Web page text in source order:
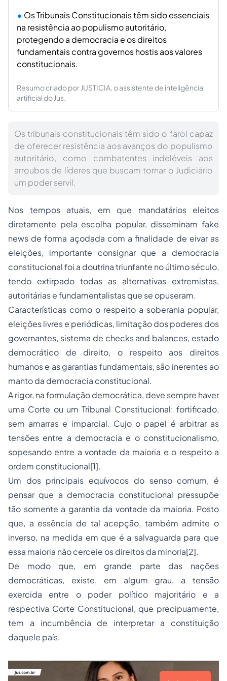
Os Tribunais Constitucionais têm sido essenciais
na resistência ao populismo autoritário,
protegendo a democracia e os direitos
fundamentais contra governos hostis aos valores
constitucionais.
Resumo criado por JUSTICIA, o assistente de inteligência
artificial do Jus.
Os tribunais constitucionais têm sido o farol capaz
de oferecer resistência aos avanços do populismo
autoritário, como combatentes indeléveis aos
arroubos de líderes que buscam tornar o Judiciário
um poder servil.
Nos tempos atuais, em que mandatários eleitos
diretamente pela escolha popular, disseminam fake
news de forma açodada com a finalidade de eivar as
eleições, importante consignar que a democracia
constitucional foi a doutrina triunfante no último século,
tendo extirpado todas as alternativas extremistas,
autoritárias e fundamentalistas que se opuseram.
Características como o respeito a soberania popular,
eleições livres e periódicas, limitação dos poderes dos
governantes, sistema de checks and balances, estado
democrático de direito, o respeito aos direitos
humanos e as garantias fundamentais, são inerentes ao
manto da democracia constitucional.
A rigor, na formulação democrática, deve sempre haver
uma Corte ou um Tribunal Constitucional: fortificado,
sem amarras e imparcial. Cujo o papel é arbitrar as
tensões entre a democracia e o constitucionalismo,
sopesando entre a vontade da maioria e o respeito a
ordem constitucional[1].
Um dos principais equívocos do senso comum, é
pensar que a democracia constitucional pressupõe
tão somente a garantia da vontade da maioria. Posto
que, a essência de tal acepção, também admite o
inverso, na medida em que é a salvaguarda para que
essa maioria não cerceie os direitos da minoria[2].
De modo que, em grande parte das nações
democráticas, existe, em algum grau, a tensão
exercida entre o poder político majoritário e a
respectiva Corte Constitucional, que precipuamente,
tem a incumbência de interpretar a constituição
daquele país.